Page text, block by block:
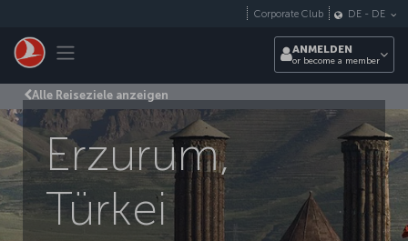
Toggle navigation
Corporate Club DE - DE
ANMELDEN
or become a member
Alle Reiseziele anzeigen
Erzurum,
Türkei